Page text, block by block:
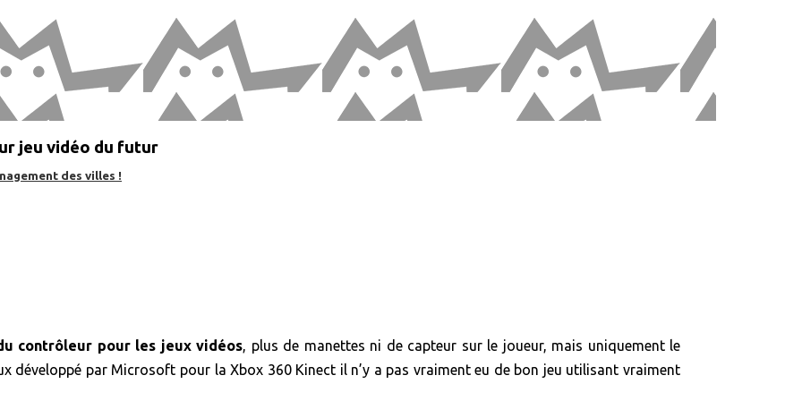
des villes !
jeu vidéo du futur
contrôleur pour les jeux vidéos, plus de manettes ni de capteur sur le joueur, mais uniquement le
développé par Microsoft pour la Xbox 360 Kinect il n’y a pas vraiment eu de bon jeu utilisant vraiment